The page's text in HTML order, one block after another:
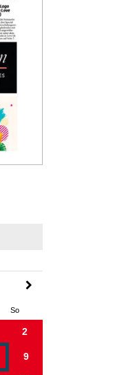
So
2
9